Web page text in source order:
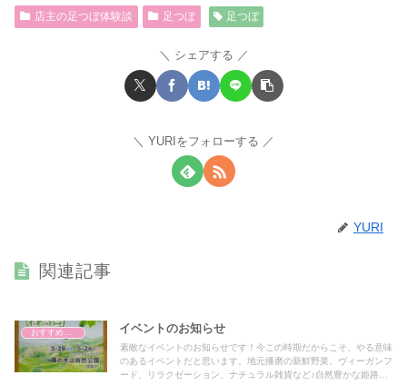
店主の足つぼ体験談 足つぼ 足つぼ
シェアする
YURIをフォローする
YURI
関連記事
おすすめアイテム イベントのお知らせ
素敵なイベントのお知らせです！今この時期だからこそ、やる意味
のあるイベントだと思います。地元播磨の新鮮野菜、ヴィーガンフ
ード、リラクゼーション、ナチュラル雑貨など♪自然豊かな姫路市